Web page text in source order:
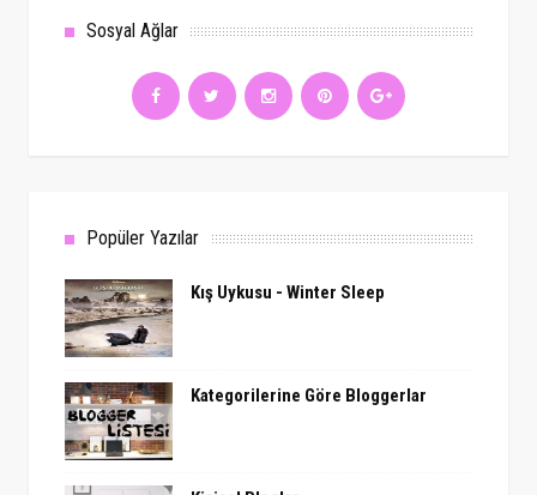
Sosyal Ağlar
Popüler Yazılar
Kış Uykusu - Winter Sleep
Kategorilerine Göre Bloggerlar